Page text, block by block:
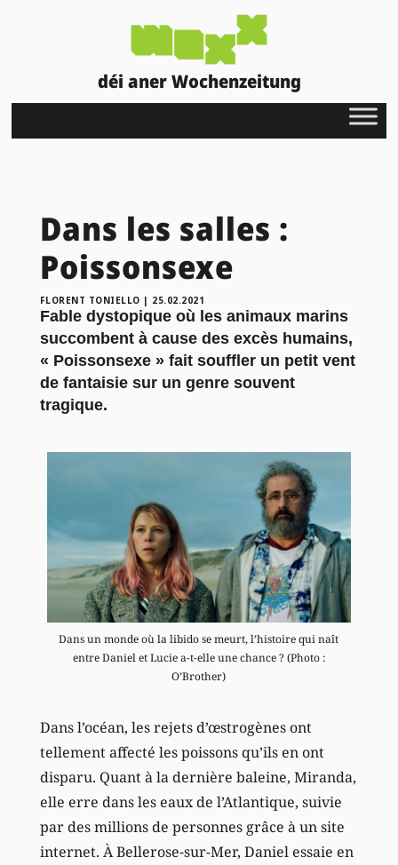
déi aner Wochenzeitung
Dans les salles :
Poissonsexe
FLORENT TONIELLO | 25.02.2021
Fable dystopique où les animaux marins
succombent à cause des excès humains,
« Poissonsexe » fait souffler un petit vent
de fantaisie sur un genre souvent
tragique.
Dans un monde où la libido se meurt, l’histoire qui naît
entre Daniel et Lucie a-t-elle une chance ? (Photo :
O’Brother)
Dans l’océan, les rejets d’œstrogènes ont
tellement affecté les poissons qu’ils en ont
disparu. Quant à la dernière baleine, Miranda,
elle erre dans les eaux de l’Atlantique, suivie
par des millions de personnes grâce à un site
internet. À Bellerose-sur-Mer, Daniel essaie en